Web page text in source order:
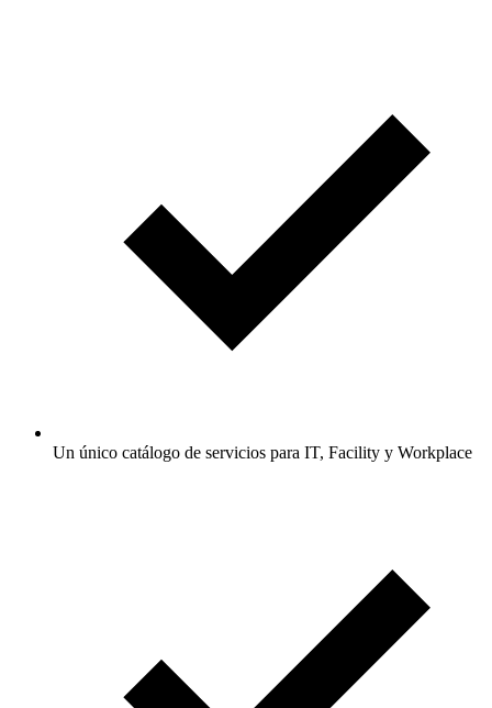
Un único catálogo de servicios para IT, Facility y Workplace